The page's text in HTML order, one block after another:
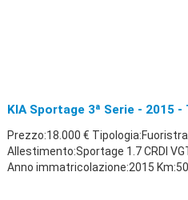
KIA Sportage 3ª Serie - 2015 -
Prezzo:18.000 €
Allestimento:Sportage 1.7 CRDI
Anno immatricolazione:2015